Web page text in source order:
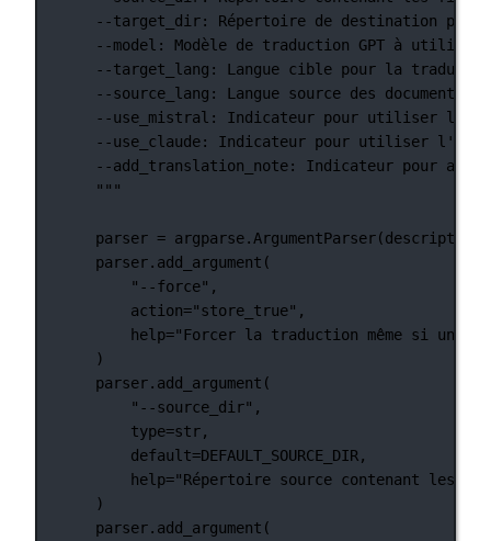
--target_dir: Répertoire de destination
--model: Modèle de traduction GPT à utiliser.
--target_lang: Langue cible pour la
--source_lang: Langue source des documents.
--use_mistral: Indicateur pour utiliser
--use_claude: Indicateur pour utiliser l'API
--add_translation_note: Indicateur pour
"""
parser = argparse.ArgumentParser(description
parser.add_argument(
"--force" ,
action="store_true" ,
help="Forcer la traduction même si une
)
parser.add_argument(
"--source_dir" ,
type=str,
default=DEFAULT_SOURCE_DIR,
help="Répertoire source contenant les
)
parser.add_argument(